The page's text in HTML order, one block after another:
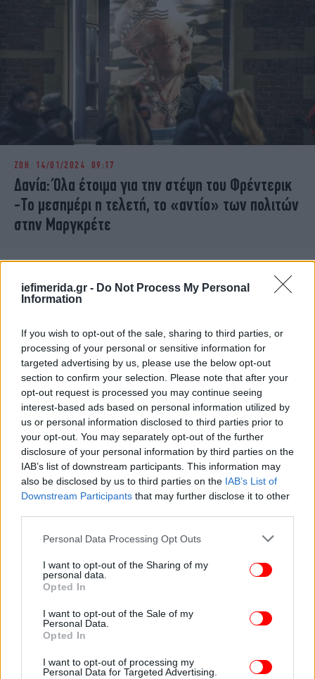
iefimerida.gr - Do Not Process My Personal
Information
If you wish to opt-out of the sale, sharing to third parties, or
processing of your personal or sensitive information for
targeted advertising by us, please use the below opt-out
section to confirm your selection. Please note that after your
opt-out request is processed you may continue seeing
interest-based ads based on personal information utilized by
us or personal information disclosed to third parties prior to
your opt-out. You may separately opt-out of the further
disclosure of your personal information by third parties on the
IAB’s list of downstream participants. This information may
also be disclosed by us to third parties on the IAB’s List of
Downstream Participants that may further disclose it to other
Please note that this website/app uses one or more Google
not limited to your visit or usage behaviour. You may click to
grant or deny consent to Google and its third-party tags to
use your data for below specified purposes in below Google
consent section.
Personal Data Processing Opt Outs
I want to opt-out of the Sharing of my
personal data.
Opted In
I want to opt-out of the Sale of my
Personal Data.
Opted In
I want to opt-out of processing my
Personal Data for Targeted Advertising.
ΖΩΗ 14/01/2024 09:17
Δανία: Όλα έτοιμα για την στέψη του Φρέντερικ
-Το μεσημέρι η τελετή, το «αντίο» των πολιτών
στην Μαργκρέτε
ΖΩΗ 13/01/2024 19:08
Πώς η Μαίρη που αύριο γίνεται βασίλισσα της
Δανίας έγινε η πιο μοδάτη Ευρωπαία royal